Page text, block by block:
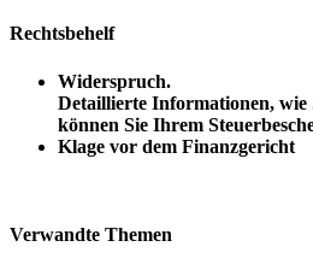
Rechtsbehelf
Widerspruch.
Detaillierte Informationen, wie
können Sie Ihrem
Klage vor dem Finanzgericht
Verwandte Themen